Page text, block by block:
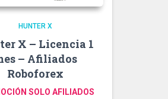
HUNTER X
X – Licencia 1
– Afiliados
Roboforex
SOLO AFILIADOS